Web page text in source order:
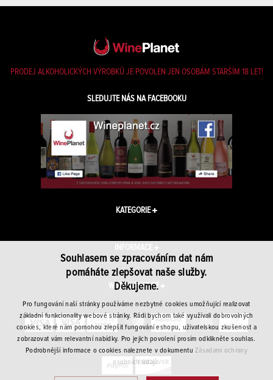
PRODEJ ALKOHOLICKÝCH VÝROBKŮ JE POVOLEN JEN OSOBÁM STARŠÍM 18 LET!
SLEDUJTE NÁS NA FACEBOOKU
KATEGORIE
INFORMACE
WINEPLANET.CZ
Souhlasem se zpracováním dat nám
pomáháte zlepšovat naše služby.
Děkujeme.
Pro fungování naší stránky používáme nezbytné cookies umožňující realizovat
základní funkcionality webové stránky. Rádi bychom také využívali dobrovolných
cookies, které nám pomohou zlepšit fungování eshopu, uživatelskou zkušenost a
zobrazovat vám relevantní nabídky. Pro jejich povolení prosím odklikněte souhlas.
Podrobnější informace o cookies naleznete v dokumentuZásadami ochrany
osobních údajů.